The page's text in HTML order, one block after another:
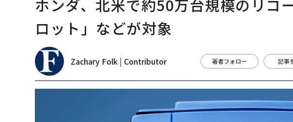
ホンダ、北米で約50万台規模のリコ
ロット」などが対象
Zachary Folk | Contributor 著者フォロー 記事